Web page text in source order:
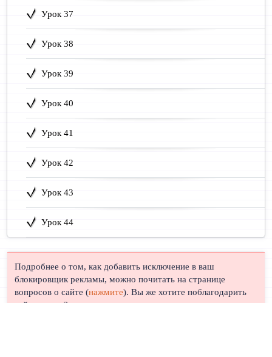
Урок 37
Урок 38
Урок 39
Урок 40
Урок 41
Урок 42
Урок 43
Урок 44
Подробнее о том, как добавить исключение в ваш
блокировщик рекламы, можно почитать на странице
вопросов о сайте (нажмите). Вы же хотите поблагодарить
сайт, правда?